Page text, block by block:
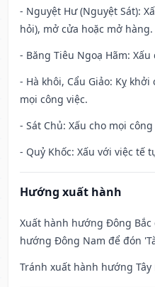
- Nguyệt Hư (Nguyệt Sát):
hỏi), mở cửa hoặc mở hàng.
- Băng Tiêu Ngoạ Hãm:
- Hà khôi, Cẩu Giảo: Kỵ
mọi công việc.
- Sát Chủ: Xấu cho mọi công
- Quỷ Khốc: Xấu với việc tế
Hướng xuất hành
Xuất hành hướng Đông Bắc
hướng Đông Nam để đón
Tránh xuất hành hướng Tây